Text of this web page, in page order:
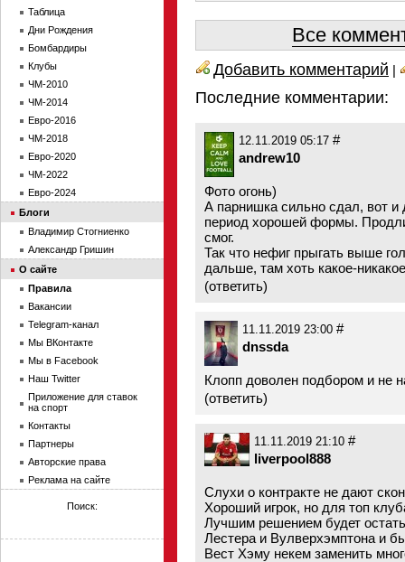
Все
Добавить комментарий |
Последние комментарии:
12.11.2019 05:17 #
andrew10
Фото огонь)
А парнишка сильно сдал, вот и
период хорошей формы.
смог.
Так что нефиг прыгать выше
дальше, там хоть какое-
(ответить)
11.11.2019 23:00 #
dnssda
Клопп доволен подбором и не
(ответить)
11.11.2019 21:10 #
liverpool888
Слухи о контракте не дают
Хороший игрок, но для топ
Лучшим решением будет
Лестера и Вулверхэмптона и
Вест Хэму некем заменить
Таблица
Дни Рождения
Бомбардиры
Клубы
ЧМ-2010
ЧМ-2014
Евро-2016
ЧМ-2018
Евро-2020
ЧМ-2022
Евро-2024
Блоги
Владимир Стогниенко
Александр Гришин
О сайте
Правила
Вакансии
Telegram-канал
Мы ВКонтакте
Мы в Facebook
Наш Twitter
Приложение для ставок
на спорт
Контакты
Партнеры
Авторские права
Реклама на сайте
Поиск: